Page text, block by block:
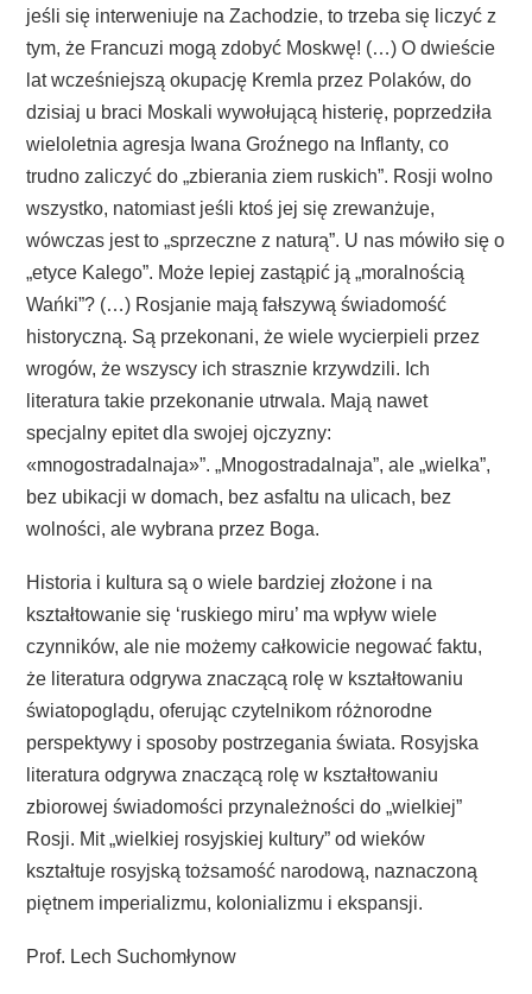
jeśli się interweniuje na Zachodzie, to trzeba się liczyć z
tym, że Francuzi mogą zdobyć Moskwę! (…) O dwieście
lat wcześniejszą okupację Kremla przez Polaków, do
dzisiaj u braci Moskali wywołującą histerię, poprzedziła
wieloletnia agresja Iwana Groźnego na Inflanty, co
trudno zaliczyć do „zbierania ziem ruskich”. Rosji wolno
wszystko, natomiast jeśli ktoś jej się zrewanżuje,
wówczas jest to „sprzeczne z naturą”. U nas mówiło się o
„etyce Kalego”. Może lepiej zastąpić ją „moralnością
Wańki”? (…) Rosjanie mają fałszywą świadomość
historyczną. Są przekonani, że wiele wycierpieli przez
wrogów, że wszyscy ich strasznie krzywdzili. Ich
literatura takie przekonanie utrwala. Mają nawet
specjalny epitet dla swojej ojczyzny:
«mnogostradalnaja»”. „Mnogostradalnaja”, ale „wielka”,
bez ubikacji w domach, bez asfaltu na ulicach, bez
wolności, ale wybrana przez Boga.
Historia i kultura są o wiele bardziej złożone i na
kształtowanie się ‘ruskiego miru’ ma wpływ wiele
czynników, ale nie możemy całkowicie negować faktu,
że literatura odgrywa znaczącą rolę w kształtowaniu
światopoglądu, oferując czytelnikom różnorodne
perspektywy i sposoby postrzegania świata. Rosyjska
literatura odgrywa znaczącą rolę w kształtowaniu
zbiorowej świadomości przynależności do „wielkiej”
Rosji. Mit „wielkiej rosyjskiej kultury” od wieków
kształtuje rosyjską tożsamość narodową, naznaczoną
piętnem imperializmu, kolonializmu i ekspansji.
Prof. Lech Suchomłynow